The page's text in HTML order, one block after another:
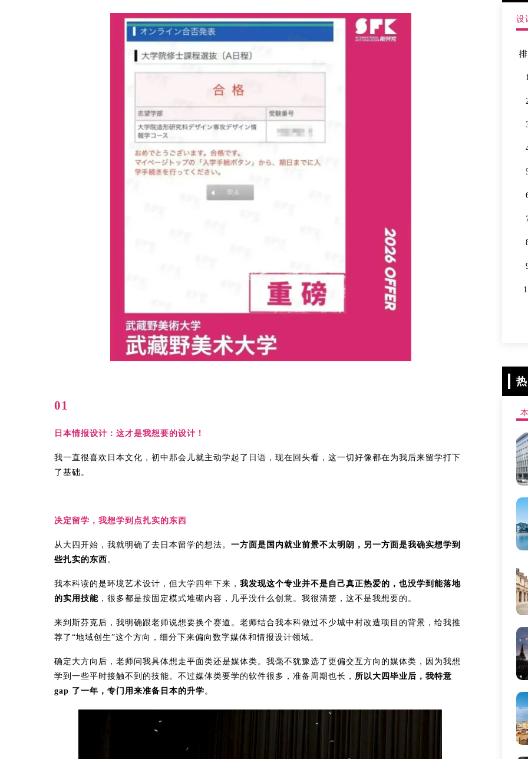
01
日本情报设计：这才是我想要的设计！
我一直很喜欢日本文化，初中那会儿就主动学起了日语，现在回头看，这一切好像都在为我后来留学打下
了基础。
决定留学，我想学到点扎实的东西
从大四开始，我就明确了去日本留学的想法。 一方面是国内就业前景不太明朗，另一方面是我确实想学到
些扎实的东西。
我本科读的是环境艺术设计，但大学四年下来， 我发现这个专业并不是自己真正热爱的，也没学到能落地
的实用技能 ，很多都是按固定模式堆砌内容，几乎没什么创意。我很清楚，这不是我想要的。
来到斯芬克后，我明确跟老师说想要换个赛道。老师结合我本科做过不少城中村改造项目的背景，给我推
荐了“地域创生”这个方向，细分下来偏向数字媒体和情报设计领域。
确定大方向后，老师问我具体想走平面类还是媒体类。我毫不犹豫选了更偏交互方向的媒体类，因为我想
学到一些平时接触不到的技能。不过媒体类要学的软件很多，准备周期也长， 所以大四毕业后，我特意
gap 了一年，专门用来准备日本的升学。
设